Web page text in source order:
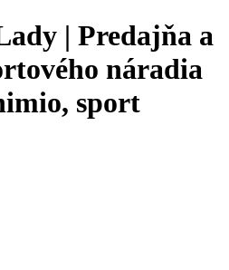
| Predajňa a
náradia
sport